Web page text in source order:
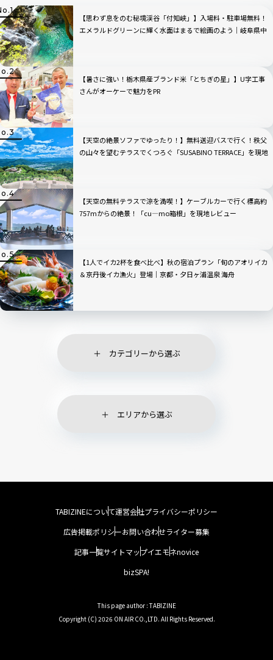
【思わず息をのむ秘境渓谷「付知峡」】入場料・駐車場無料！
エメラルドグリーンに輝く水面はまるで絵画のよう｜岐阜県中
【暑さに強い！栃木県産ブランド米「とちぎの星」】U字工事
さんがオーケーで魅力をPR
【天空の絶景ソファでゆったり！】無料送迎バスで行く！秩父
の山々を望むテラスでくつろぐ「SUSABINO TERRACE」を現地
【天空の無料テラスで涼を満喫！】ケーブルカーで行く標高約
757mからの絶景！「cu―mo箱根」を現地レビュー
【1人でイカ2杯を食べ比べ】秋の宿泊プラン「旬のアオリイカ
＆京丹後イカ漁火」登場｜京都・夕日ヶ浦温泉 海舟
カテゴリーから選ぶ
エリアから選ぶ
TABIZINEについて運営会社プライバシーポリシー
広告掲載ポリシーお問い合わせライター募集
記事一覧サイトマップイエモネnovice
bizSPA!
This page author : TABIZINE
Copyright (C) 2026 ON AIR CO.,LTD. All Rights Reserved.